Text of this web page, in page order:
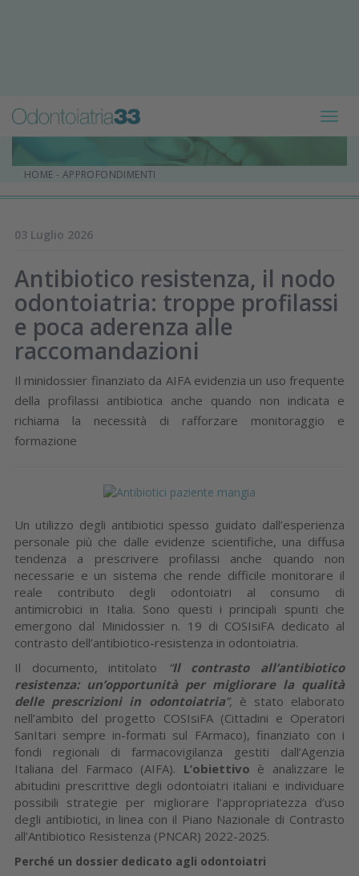
HOME - APPROFONDIMENTI
03 Luglio 2026
Antibiotico resistenza, il nodo
odontoiatria: troppe profilassi
e poca aderenza alle
raccomandazioni
Il minidossier finanziato da AIFA evidenzia un uso frequente
della profilassi antibiotica anche quando non indicata e
richiama la necessità di rafforzare monitoraggio e
formazione
Un utilizzo degli antibiotici spesso guidato dall’esperienza
personale più che dalle evidenze scientifiche, una diffusa
tendenza a prescrivere profilassi anche quando non
necessarie e un sistema che rende difficile monitorare il
reale contributo degli odontoiatri al consumo di
antimicrobici in Italia. Sono questi i principali spunti che
emergono dal Minidossier n. 19 di COSIsiFA dedicato al
contrasto dell’antibiotico-resistenza in odontoiatria.
Il documento, intitolato
“Il contrasto all’antibiotico
resistenza: un’opportunità per migliorare la qualità
delle prescrizioni in odontoiatria”, è stato elaborato
nell’ambito del progetto COSIsiFA (Cittadini e Operatori
SanItari sempre in-formati sul FArmaco), finanziato con i
fondi regionali di farmacovigilanza gestiti dall’Agenzia
Italiana del Farmaco (AIFA). L’obiettivo è analizzare le
abitudini prescrittive degli odontoiatri italiani e individuare
possibili strategie per migliorare l’appropriatezza d’uso
degli antibiotici, in linea con il Piano Nazionale di Contrasto
all’Antibiotico Resistenza (PNCAR) 2022-2025.
Perché un dossier dedicato agli odontoiatri